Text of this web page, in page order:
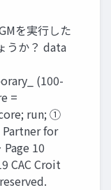
を実行した
うか？ data
(100-
=
run; ①
for
10
CAC Croit